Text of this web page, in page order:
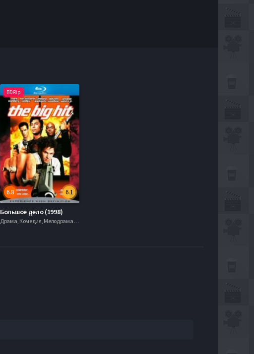
BDRip
6.1
6.8
Большое дело (1998)
Драма, Комедия, Мелодрама, Фэнтези, 720hd, mobilen